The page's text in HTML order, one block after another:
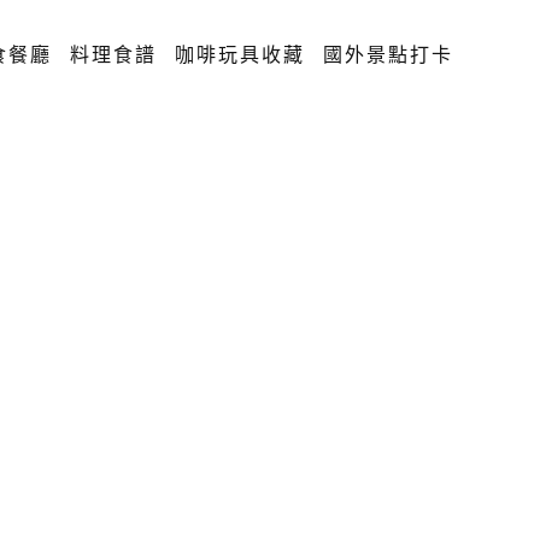
餐廳 料理食譜 咖啡玩具收藏 國外景點打卡